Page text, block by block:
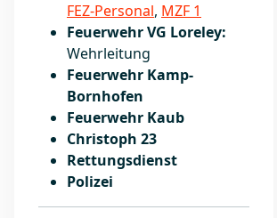
FEZ-Personal, MZF 1
Feuerwehr VG Loreley:
Wehrleitung
Feuerwehr Kamp-
Bornhofen
Feuerwehr Kaub
Christoph 23
Rettungsdienst
Polizei